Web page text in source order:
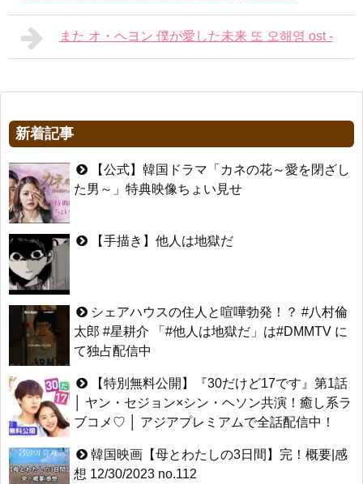
また オ・ヘヨン 僕が愛した未来 또 오해영 ost -
新着記事
【公式】韓国ドラマ「カネの花～愛を閉ざし
た男～」特典映像ちょい見せ
【手描き】他人は地獄だ
シェアハウスの住人と喧嘩勃発！？ #八村倫
太郎 #星耕介 「#他人は地獄だ」は#DMMTV に
て独占配信中
【特別無料公開】『30だけど17です』第1話
│ ヤン・セジョン×シン・ヘソン共演！癒し系ラ
ブコメ♡ │ アジアプレミアムで全話配信中！
韓国映画【母とわたしの3日間】完！概要|感
想 12/30/2023 no.112